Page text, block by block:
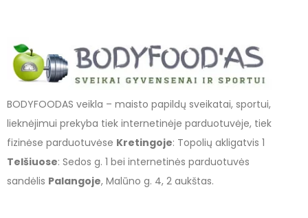
BODYFOODAS veikla – maisto papildų sveikatai, sportui,
lieknėjimui prekyba tiek internetinėje parduotuvėje, tiek
fizinėse parduotuvėse Kretingoje: Topolių akligatvis 1
Telšiuose: Sedos g. 1 bei internetinės parduotuvės
sandėlis Palangoje, Malūno g. 4, 2 aukštas.